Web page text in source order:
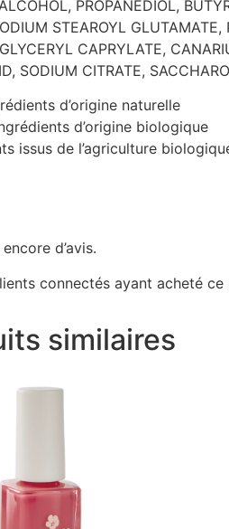
PROPANEDIOL,
STEAROYL
CAPRYLATE,
SODIUM CITRATE,
d’origine naturelle
d’origine biologique
issus de l’agriculture
d’avis.
connectés ayant acheté
similaires